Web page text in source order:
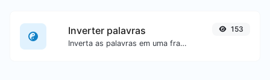
Inverter palavras
Inverta as palavras em uma frase ou parágrafo com facilidade.
153